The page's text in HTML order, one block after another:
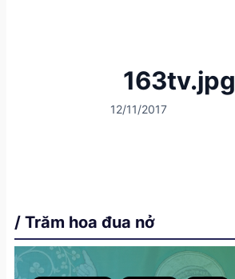
163tv.jpg
12/11/2017
/ Trăm hoa đua nở